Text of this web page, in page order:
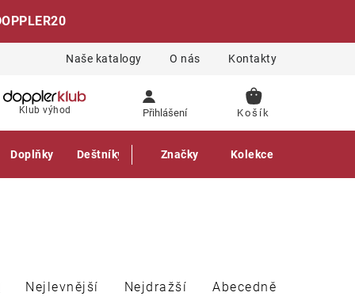
Naše katalogy O nás Kontakty
Klub výhod Přihlášení
NÁKUPNÍ
Doplňky Deštníky Gastro produkty
Značky Kolekce
Nejlevnější Nejdražší Abecedně